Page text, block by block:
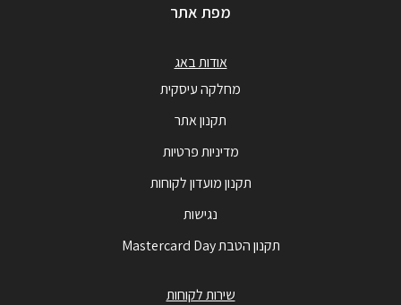
מפת אתר
אודות באג
מחלקה עיסקית
תקנון אתר
מדיניות פרטיות
תקנון מועדון לקוחות
נגישות
תקנון הטבת Mastercard Day
שירות לקוחות